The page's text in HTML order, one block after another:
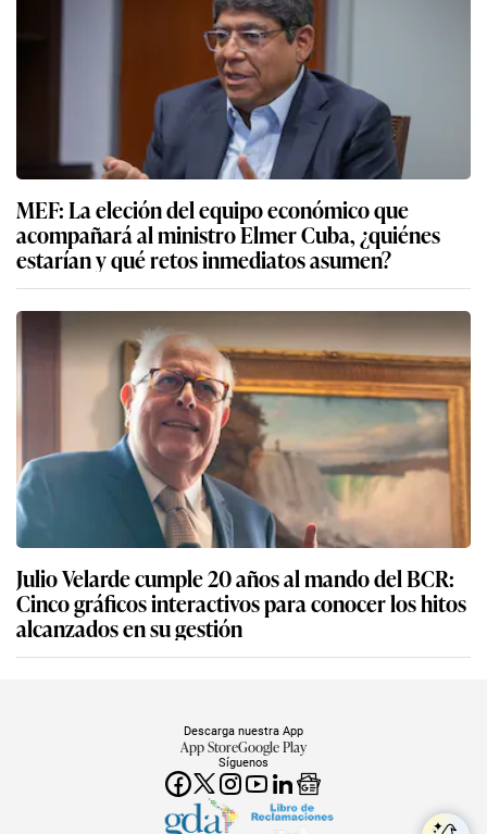
MEF: La eleción del equipo económico que
acompañará al ministro Elmer Cuba, ¿quiénes
estarían y qué retos inmediatos asumen?
Julio Velarde cumple 20 años al mando del BCR:
Cinco gráficos interactivos para conocer los hitos
alcanzados en su gestión
Síguenos
Descarga nuestra App
App StoreGoogle Play